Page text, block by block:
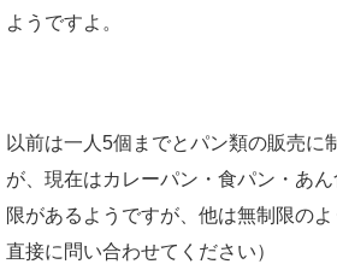
ようですよ。
以前は一人5個までとパン類の販売に
が、現在はカレーパン・食パン・あ
限があるようですが、他は無制限の
直接に問い合わせてください）